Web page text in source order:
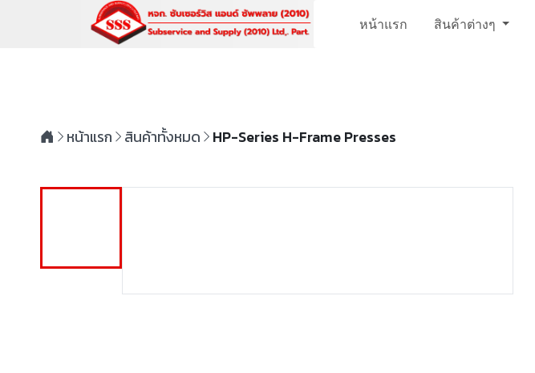
หน้าแรก สินค้าต่างๆ
หน้าแรก สินค้าทั้งหมด HP-Series H-Frame Presses